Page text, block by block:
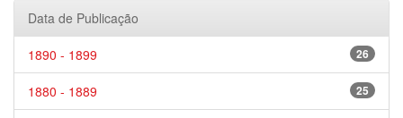
Data de Publicação
26
1890 - 1899
25
1880 - 1889